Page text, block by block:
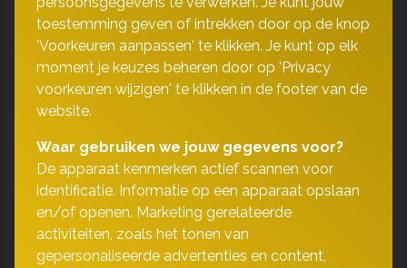
toestemming geven of intrekken door op de knop
'Voorkeuren aanpassen' te klikken. Je kunt op elk
moment je keuzes beheren door op 'Privacy
voorkeuren wijzigen' te klikken in de footer van de
website.
Waar gebruiken we jouw gegevens voor?
De apparaat kenmerken actief scannen voor
identificatie. Informatie op een apparaat opslaan
en/of openen. Marketing gerelateerde
activiteiten, zoals het tonen van
gepersonaliseerde advertenties en content,